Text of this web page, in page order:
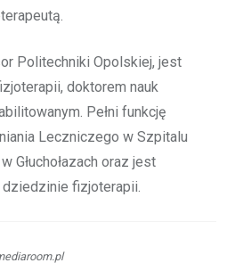
Politechniki Opolskiej, jest
doktorem nauk
Pełni funkcję
Leczniczego w Szpitalu
Głuchołazach oraz jest
fizjoterapii.